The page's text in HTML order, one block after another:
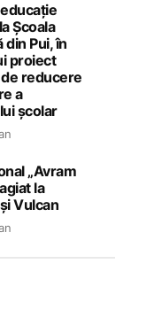
Școala
din Pui, în
proiect
reducere
a
școlar
„Avram
la
Vulcan